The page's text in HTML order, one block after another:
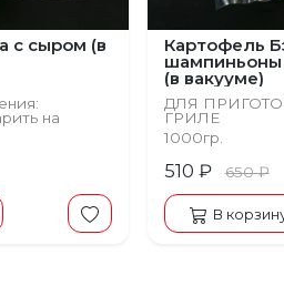
с сыром (в
на
Картофель
шампиньоны
(в вакууме)
ДЛЯ
ГРИЛЕ
1000гр.
510 ₽ 650 ₽
В